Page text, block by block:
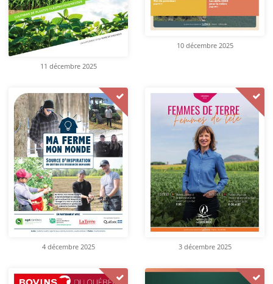
11 décembre 2025
10 décembre 2025
4 décembre 2025 3 décembre 2025